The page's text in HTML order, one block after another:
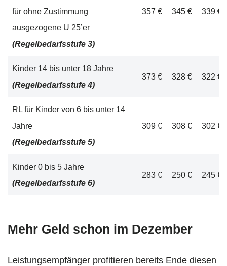
für ohne Zustimmung
ausgezogene U 25’er
(Regelbedarfsstufe 3)
357 € 345 € 339 €
Kinder 14 bis unter 18 Jahre
(Regelbedarfsstufe 4)
373 € 328 € 322 €
RL für Kinder von 6 bis unter 14
Jahre
(Regelbedarfsstufe 5)
309 € 308 € 302 €
Kinder 0 bis 5 Jahre
(Regelbedarfsstufe 6)
283 € 250 € 245 €
Mehr Geld schon im Dezember
Leistungsempfänger profitieren bereits Ende diesen